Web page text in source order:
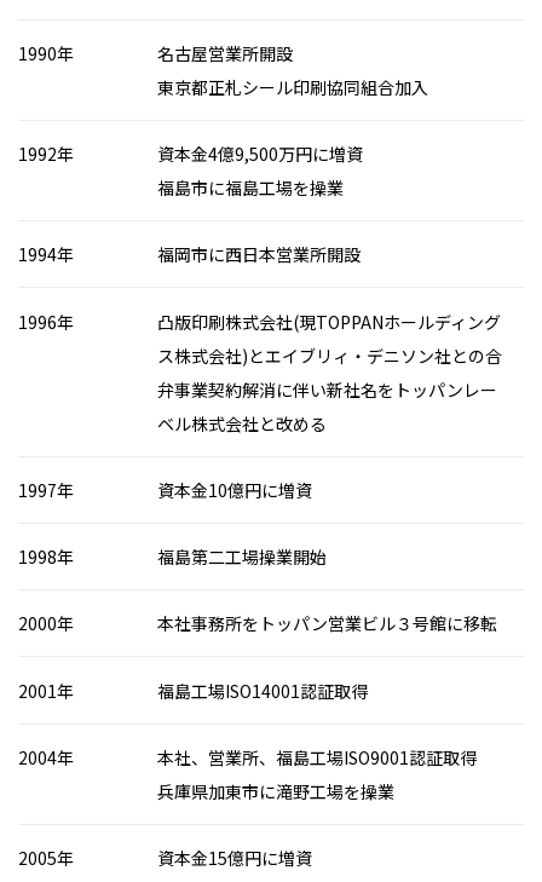
1990年
名古屋営業所開設
東京都正札シール印刷協同組合加入
1992年
資本金4億9,500万円に増資
福島市に福島工場を操業
1994年 福岡市に西日本営業所開設
1996年
凸版印刷株式会社(現TOPPANホールディング
ス株式会社)とエイブリィ・デニソン社との合
弁事業契約解消に伴い新社名をトッパンレー
ベル株式会社と改める
1997年 資本金10億円に増資
1998年 福島第二工場操業開始
2000年 本社事務所をトッパン営業ビル３号館に移転
2001年 福島工場ISO14001認証取得
2004年
本社、営業所、福島工場ISO9001認証取得
兵庫県加東市に滝野工場を操業
2005年 資本金15億円に増資